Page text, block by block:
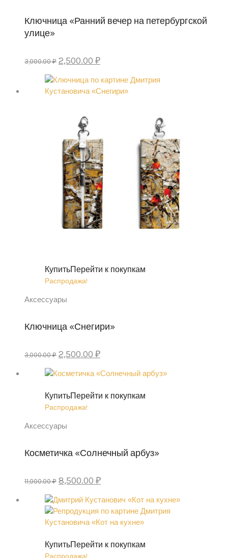
Ключница «Ранний вечер на петербургской
улице»
3,000.00 ₽ Первоначальная
составляла
3,000.00 ₽.
2,500.00 ₽Текущая
2,500.00 ₽.
КупитьПерейти к покупкам
Распродажа!
Аксессуары
Ключница «Снегири»
3,000.00 ₽ Первоначальная
составляла
3,000.00 ₽.
2,500.00 ₽Текущая
2,500.00 ₽.
КупитьПерейти к покупкам
Распродажа!
Аксессуары
Косметичка «Солнечный арбуз»
11,000.00 ₽ Первоначальная
составляла
11,000.00 ₽.
8,500.00 ₽Текущая
8,500.00 ₽.
КупитьПерейти к покупкам
Распродажа!